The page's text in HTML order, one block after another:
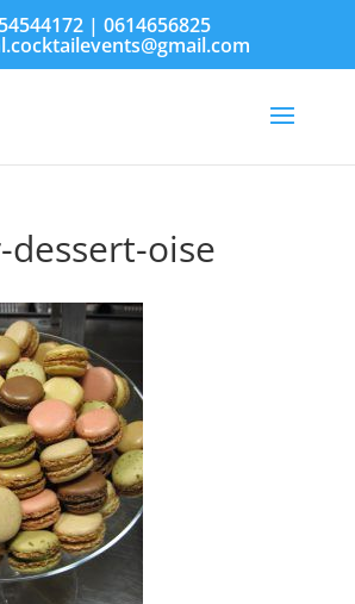
| 0614656825
oise